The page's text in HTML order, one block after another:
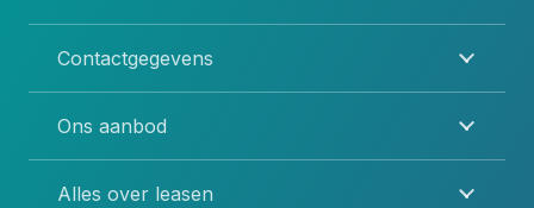
Contactgegevens
Ons aanbod
Alles over leasen